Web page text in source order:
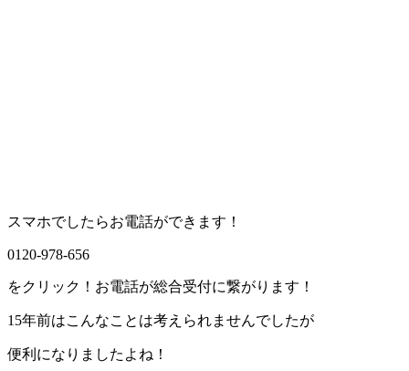
スマホでしたらお電話ができます！
0120-978-656
をクリック！お電話が総合受付に繋がります！
15年前はこんなことは考えられませんでしたが
便利になりましたよね！